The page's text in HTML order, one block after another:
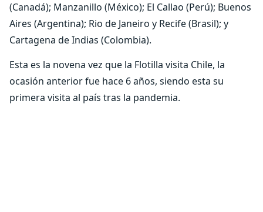
(Canadá); Manzanillo (México); El Callao (Perú); Buenos
Aires (Argentina); Rio de Janeiro y Recife (Brasil); y
Cartagena de Indias (Colombia).
Esta es la novena vez que la Flotilla visita Chile, la
ocasión anterior fue hace 6 años, siendo esta su
primera visita al país tras la pandemia.